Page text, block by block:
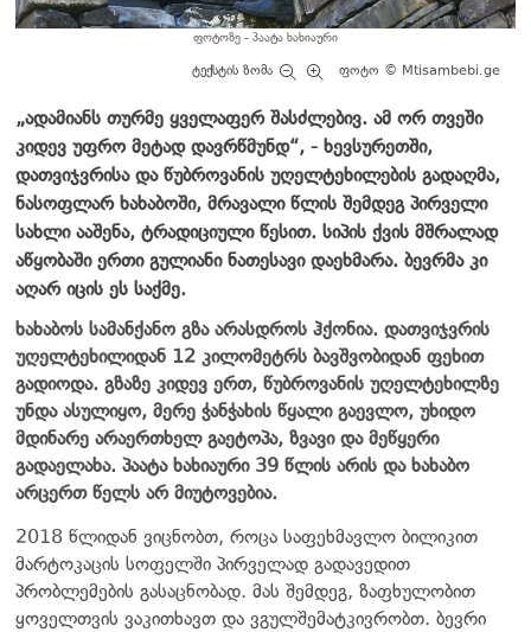
ფოტოზე - პაატა ხახიაური
ტექსტის ზომა ფოტო © Mtisambebi.ge
„ადამიანს თურმე ყველაფერ შასძლებივ. ამ ორ თვეში
კიდევ უფრო მეტად დავრწმუნდ“, - ხევსურეთში,
დათვიჯვრისა და წუბროვანის უღელტეხილების გადაღმა,
ნასოფლარ ხახაბოში, მრავალი წლის შემდეგ პირველი
სახლი ააშენა, ტრადიციული წესით. სიპის ქვის მშრალად
აწყობაში ერთი გულიანი ნათესავი დაეხმარა. ბევრმა კი
აღარ იცის ეს საქმე.
ხახაბოს სამანქანო გზა არასდროს ჰქონია. დათვიჯვრის
უღელტეხილიდან 12 კილომეტრს ბავშვობიდან ფეხით
გადიოდა. გზაზე კიდევ ერთ, წუბროვანის უღელტეხილზე
უნდა ასულიყო, მერე ჭანჭახის წყალი გაევლო, უხიდო
მდინარე არაერთხელ გაეტოპა, ზვავი და მეწყერი
გადაელახა. პაატა ხახიაური 39 წლის არის და ხახაბო
არცერთ წელს არ მიუტოვებია.
2018 წლიდან ვიცნობთ, როცა საფეხმავლო ბილიკით
მარტოკაცის სოფელში პირველად გადავედით
პრობლემების გასაცნობად. მას შემდეგ, ზაფხულობით
ყოველთვის ვაკითხავთ და ვგულშემატკივრობთ. ბევრი